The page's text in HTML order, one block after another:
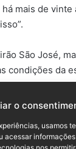
o
usamos
acessar
mais de
São José,
condições da
estrada